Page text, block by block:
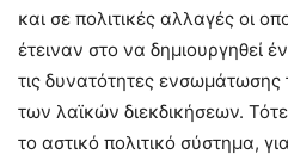
και σε πολιτικές αλλαγές οι
έτειναν στο να δημιουργηθεί
τις δυνατότητες
των λαϊκών διεκδικήσεων.
το αστικό πολιτικό σύστημα,